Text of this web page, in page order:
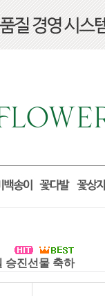
승진선물 축하